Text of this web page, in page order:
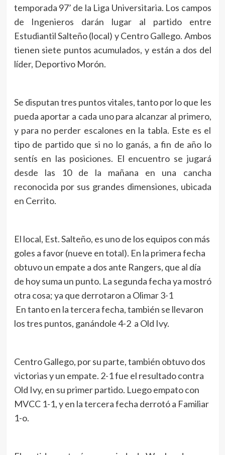
temporada 97’ de la Liga Universitaria. Los campos
de Ingenieros darán lugar al partido entre
Estudiantil Salteño (local) y Centro Gallego. Ambos
tienen siete puntos acumulados, y están a dos del
líder, Deportivo Morón.
Se disputan tres puntos vitales, tanto por lo que les
pueda aportar a cada uno para alcanzar al primero,
y para no perder escalones en la tabla. Este es el
tipo de partido que si no lo ganás, a fin de año lo
sentís en las posiciones. El encuentro se jugará
desde las 10 de la mañana en una cancha
reconocida por sus grandes dimensiones, ubicada
en Cerrito.
El local, Est. Salteño, es uno de los equipos con más
goles a favor (nueve en total). En la primera fecha
obtuvo un empate a dos ante Rangers, que al día
de hoy suma un punto. La segunda fecha ya mostró
otra cosa; ya que derrotaron a Olimar 3-1
En tanto en la tercera fecha, también se llevaron
los tres puntos, ganándole 4-2 a Old Ivy.
Centro Gallego, por su parte, también obtuvo dos
victorias y un empate. 2-1 fue el resultado contra
Old Ivy, en su primer partido. Luego empato con
MVCC 1-1, y en la tercera fecha derrotó a Familiar
1-o.